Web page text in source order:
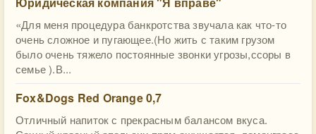
«Для меня процедура банкротства звучала как что-то
очень сложное и пугающее.(Но жить с таким грузом
было очень тяжело постоянные звонки угрозы,ссоры в
семье ).В...
Fox&Dogs Red Orange 0,7
Отличный напиток с прекрасным балансом вкуса.